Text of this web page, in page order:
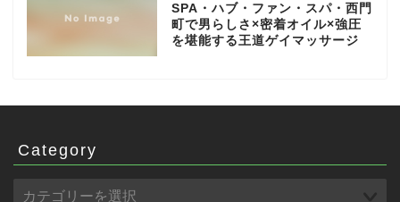
SPA・ハブ・ファン・スパ・西門
町で男らしさ×密着オイル×強圧
を堪能する王道ゲイマッサージ
Category